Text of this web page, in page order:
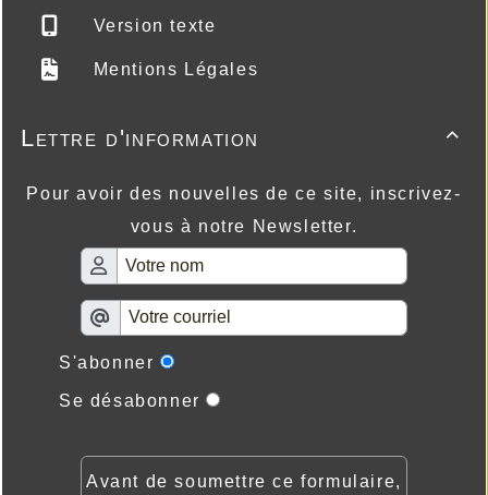
Version texte
Mentions Légales

Lettre d'information
Pour avoir des nouvelles de ce site, inscrivez-
vous à notre Newsletter.
S'abonner
Se désabonner
Avant de soumettre ce formulaire,